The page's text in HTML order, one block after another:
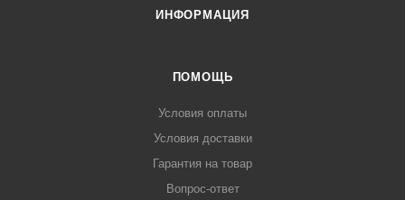
ИНФОРМАЦИЯ
ПОМОЩЬ
Условия оплаты
Условия доставки
Гарантия на товар
Вопрос-ответ